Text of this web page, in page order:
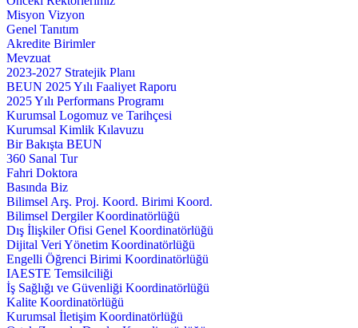
Misyon Vizyon
Genel Tanıtım
Akredite Birimler
Mevzuat
2023-2027 Stratejik Planı
BEUN 2025 Yılı Faaliyet Raporu
2025 Yılı Performans Programı
Kurumsal Logomuz ve Tarihçesi
Kurumsal Kimlik Kılavuzu
Bir Bakışta BEUN
360 Sanal Tur
Fahri Doktora
Basında Biz
Bilimsel Arş. Proj. Koord. Birimi Koord.
Bilimsel Dergiler Koordinatörlüğü
Dış İlişkiler Ofisi Genel Koordinatörlüğü
Dijital Veri Yönetim Koordinatörlüğü
Engelli Öğrenci Birimi Koordinatörlüğü
IAESTE Temsilciliği
İş Sağlığı ve Güvenliği Koordinatörlüğü
Kalite Koordinatörlüğü
Kurumsal İletişim Koordinatörlüğü